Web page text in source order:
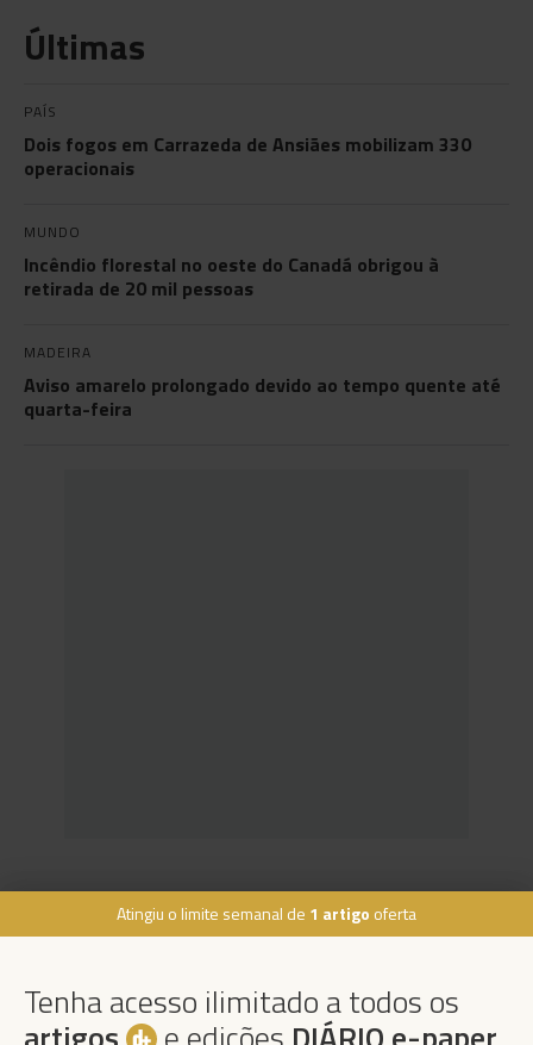
Atingiu o limite semanal de 1 artigo oferta
Tenha acesso ilimitado a todos os
Últimas
PAÍS
Dois fogos em Carrazeda de Ansiães mobilizam 330
operacionais
MUNDO
Incêndio florestal no oeste do Canadá obrigou à
retirada de 20 mil pessoas
MADEIRA
Aviso amarelo prolongado devido ao tempo quente até
quarta-feira
291 202 300